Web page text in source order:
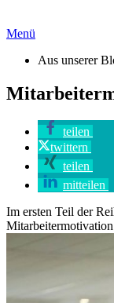
Menü
Aus unserer
teilen
twittern
teilen
mitteilen
Im ersten Teil der